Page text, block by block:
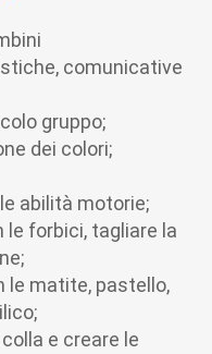
comunicative
gruppo;
dei colori;
abilità motorie;
le forbici, tagliare la
le matite, pastello,
e creare le